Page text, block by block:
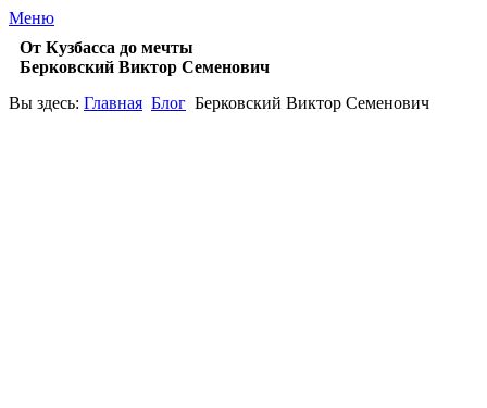
Меню
От Кузбасса до мечты
Берковский Виктор Семенович
Вы здесь: Главная Блог Берковский Виктор Семенович